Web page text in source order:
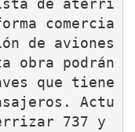
comercia
de aviones
obra podrán
que tiene
Actu
737 y